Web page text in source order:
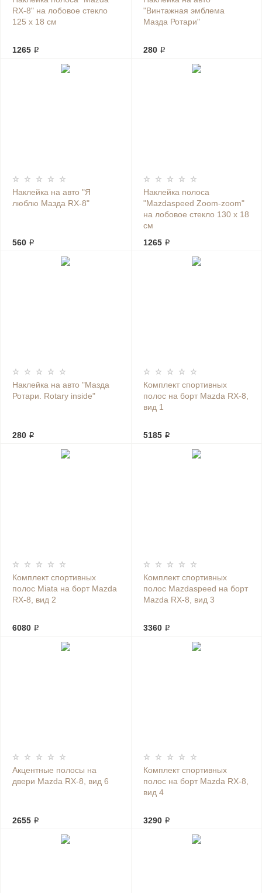
RX-8" на лобовое стекло
125 х 18 см
1265 ₽
"Винтажная эмблема
Мазда Ротари"
280 ₽
Наклейка на авто "Я
люблю Мазда RX-8"
560 ₽
Наклейка полоса
"Mazdaspeed Zoom-zoom"
на лобовое стекло 130 х 18
см
1265 ₽
Наклейка на авто "Мазда
Ротари. Rotary inside"
280 ₽
Комплект спортивных
полос на борт Mazda RX-8,
вид 1
5185 ₽
Комплект спортивных
полос Miata на борт Mazda
RX-8, вид 2
6080 ₽
Комплект спортивных
полос Mazdaspeed на борт
Mazda RX-8, вид 3
3360 ₽
Акцентные полосы на
двери Mazda RX-8, вид 6
2655 ₽
Комплект спортивных
полос на борт Mazda RX-8,
вид 4
3290 ₽